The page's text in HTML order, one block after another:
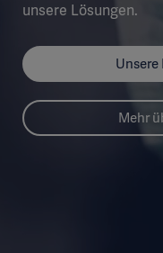
unsere Lösungen.
Mehr